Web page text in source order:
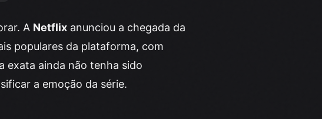
A Netflix anunciou a chegada da
populares da plataforma, com
exata ainda não tenha sido
a emoção da série.